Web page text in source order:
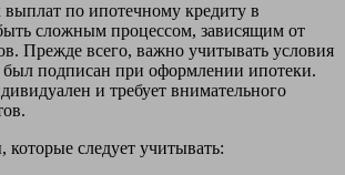
выплат по ипотечному кредиту в
сложным процессом, зависящим от
Прежде всего, важно учитывать условия
был подписан при оформлении ипотеки.
и требует внимательного
следует учитывать: